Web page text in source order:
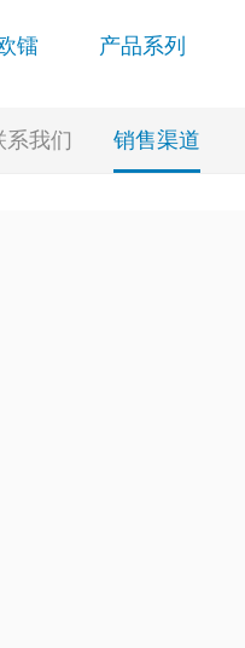
镭 产品系列
系我们 销售渠道